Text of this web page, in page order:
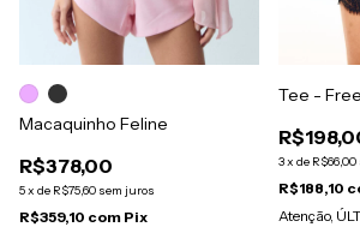
Macaquinho Feline
R$378,00
5x de R$75,60 sem juros
R$359,10 com Pix
Tee -
3x de R$66,00
R$188,10
Atenção,